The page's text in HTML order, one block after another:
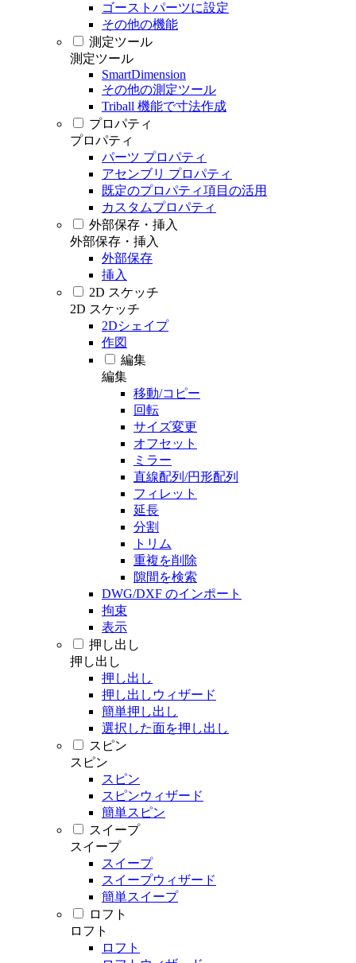
ゴーストパーツに設定
その他の機能
測定ツール
測定ツール
SmartDimension
その他の測定ツール
Triball 機能で寸法作成
プロパティ
プロパティ
パーツ プロパティ
アセンブリ プロパティ
既定のプロパティ項目の活用
カスタムプロパティ
外部保存・挿入
外部保存・挿入
外部保存
挿入
2D スケッチ
2D スケッチ
2Dシェイプ
作図
編集
編集
移動/コピー
回転
サイズ変更
オフセット
ミラー
直線配列/円形配列
フィレット
延長
分割
トリム
重複を削除
隙間を検索
DWG/DXF のインポート
拘束
表示
押し出し
押し出し
押し出し
押し出しウィザード
簡単押し出し
選択した面を押し出し
スピン
スピン
スピン
スピンウィザード
簡単スピン
スイープ
スイープ
スイープ
スイープウィザード
簡単スイープ
ロフト
ロフト
ロフト